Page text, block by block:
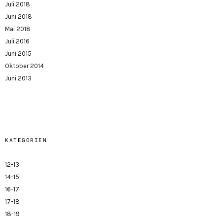
Juli 2018
Juni 2018
Mai 2018
Juli 2016
Juni 2015
Oktober 2014
Juni 2013
KATEGORIEN
12-13
14-15
16-17
17-18
18-19